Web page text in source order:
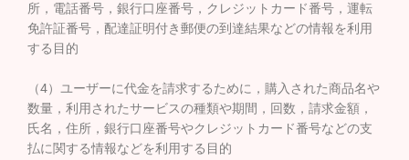
所，電話番号，銀行口座番号，クレジットカード番号，運転
免許証番号，配達証明付き郵便の到達結果などの情報を利用
する目的
（4）ユーザーに代金を請求するために，購入された商品名や
数量，利用されたサービスの種類や期間，回数，請求金額，
氏名，住所，銀行口座番号やクレジットカード番号などの支
払に関する情報などを利用する目的